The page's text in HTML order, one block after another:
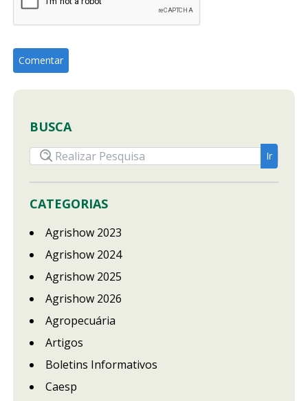
BUSCA
CATEGORIAS
Agrishow 2023
Agrishow 2024
Agrishow 2025
Agrishow 2026
Agropecuária
Artigos
Boletins Informativos
Caesp